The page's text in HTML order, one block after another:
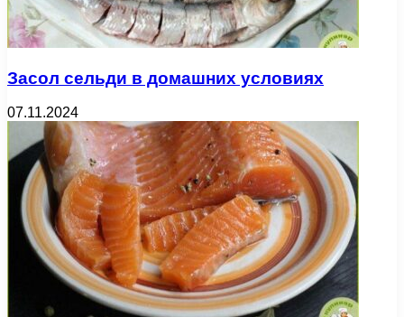
Засол сельди в домашних условиях
07.11.2024